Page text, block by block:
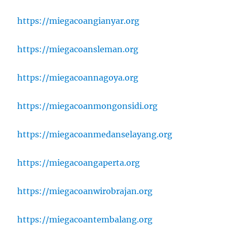
https://miegacoangianyar.org
https://miegacoansleman.org
https://miegacoannagoya.org
https://miegacoanmongonsidi.org
https://miegacoanmedanselayang.org
https://miegacoangaperta.org
https://miegacoanwirobrajan.org
https://miegacoantembalang.org